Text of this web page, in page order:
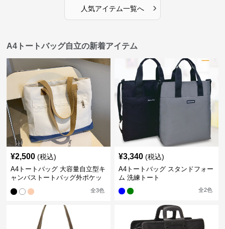
人気アイテム一覧へ ›
A4トートバッグ自立の新着アイテム
¥2,500 (税込)
A4トートバッグ 大容量自立型キ
ャンバストートバッグ外ポケッ
全3色
¥3,340 (税込)
A4トートバッグ スタンドフォー
ム 洗練トート
全2色